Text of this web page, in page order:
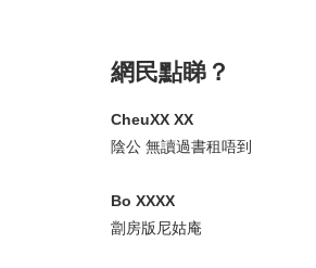
網民點睇？
CheuXX XX
陰公 無讀過書租唔到
Bo XXXX
劏房版尼姑庵